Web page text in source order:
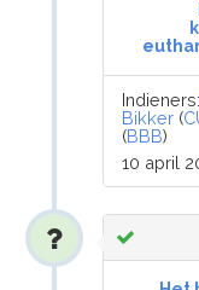
Indieners:
Bikker (
(BBB)
10 april